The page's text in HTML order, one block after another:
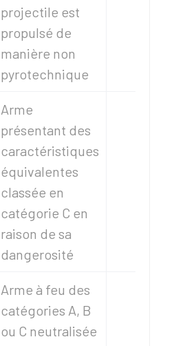
projectile est
propulsé de
manière non
pyrotechnique
Arme
présentant des
caractéristiques
équivalentes
classée en
catégorie C en
raison de sa
dangerosité
Arme à feu des
catégories A, B
ou C neutralisée